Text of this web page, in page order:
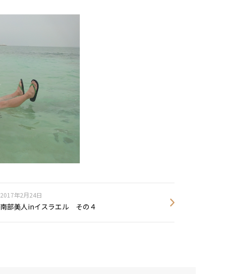
2017年2月24日
南部美人inイスラエル その４